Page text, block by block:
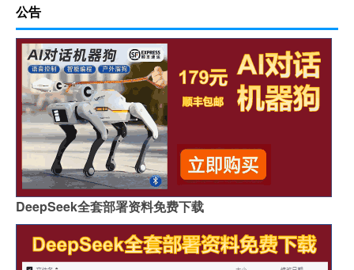
公告
DeepSeek全套部署资料免费下载